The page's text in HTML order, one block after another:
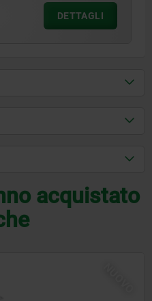
DETTAGLI
acquistato